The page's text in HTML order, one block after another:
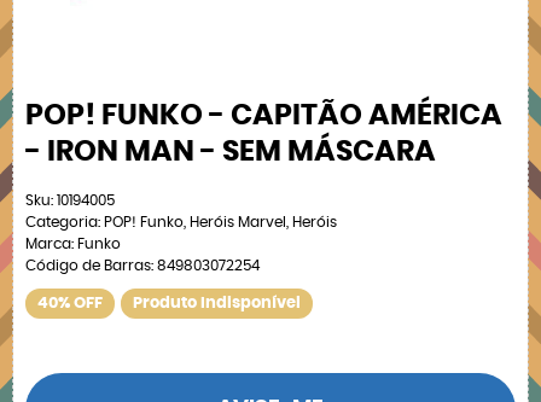
POP! FUNKO - CAPITÃO AMÉRICA
- IRON MAN - SEM MÁSCARA
Sku: 10194005
Categoria: POP! Funko Heróis Marvel
Heróis
Marca: Funko
Código de Barras: 849803072254
40% OFF Produto Indisponível